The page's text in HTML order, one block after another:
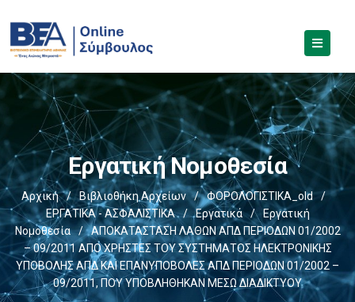
Εργατική Νομοθεσία
Αρχική / Βιβλιοθήκη Αρχείων / ΦΟΡΟΛΟΓΙΣΤΙΚΑ_old
/
ΕΡΓΑΤΙΚΑ - ΑΣΦΑΛΙΣΤΙΚΑ
/ Εργατικά /
Εργατική
Νομοθεσία
/
ΑΠΟΚΑΤΑΣΤΑΣΗ ΛΑΘΩΝ ΑΠΔ ΠΕΡΙΟΔΩΝ 01/2002
– 09/2011 ΑΠΟ ΧΡΗΣΤΕΣ ΤΟΥ ΣΥΣΤΗΜΑΤΟΣ ΗΛΕΚΤΡΟΝΙΚΗΣ
ΥΠΟΒΟΛΗΣ ΑΠΔ ΚΑΙ ΕΠΑΝΥΠΟΒΟΛΕΣ ΑΠΔ ΠΕΡΙΟΔΩΝ 01/2002 –
09/2011, ΠΟΥ ΥΠΟΒΛΗΘΗΚΑΝ ΜΕΣΩ ΔΙΑΔΙΚΤΥΟΥ